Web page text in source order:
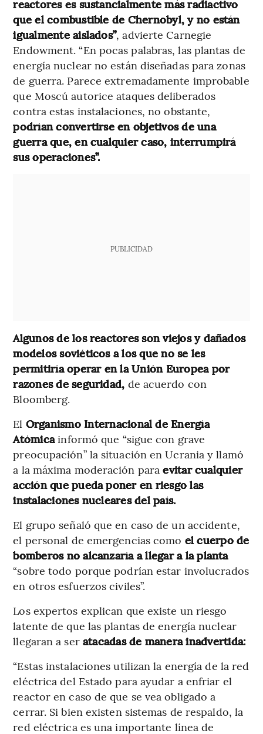
reactores es sustancialmente más radiactivo
que el combustible de Chernobyl, y no están
igualmente aislados”, advierte Carnegie
Endowment. “En pocas palabras, las plantas de
energía nuclear no están diseñadas para zonas
de guerra. Parece extremadamente improbable
que Moscú autorice ataques deliberados
contra estas instalaciones, no obstante,
podrían convertirse en objetivos de una
guerra que, en cualquier caso, interrumpirá
sus operaciones”.
PUBLICIDAD
Algunos de los reactores son viejos y dañados
modelos soviéticos a los que no se les
permitiría operar en la Unión Europea por
razones de seguridad, de acuerdo con
Bloomberg.
El Organismo Internacional de Energía
Atómicainformó que “sigue con grave
preocupación” la situación en Ucrania y llamó
a la máxima moderación para evitar cualquier
acción que pueda poner en riesgo las
instalaciones nucleares del país.
El grupo señaló que en caso de un accidente,
el personal de emergencias como el cuerpo de
bomberos no alcanzaría a llegar a la planta
“sobre todo porque podrían estar involucrados
en otros esfuerzos civiles”.
Los expertos explican que existe un riesgo
latente de que las plantas de energía nuclear
llegaran a ser atacadas de manera inadvertida:
“Estas instalaciones utilizan la energía de la red
eléctrica del Estado para ayudar a enfriar el
reactor en caso de que se vea obligado a
cerrar. Si bien existen sistemas de respaldo, la
red eléctrica es una importante línea de